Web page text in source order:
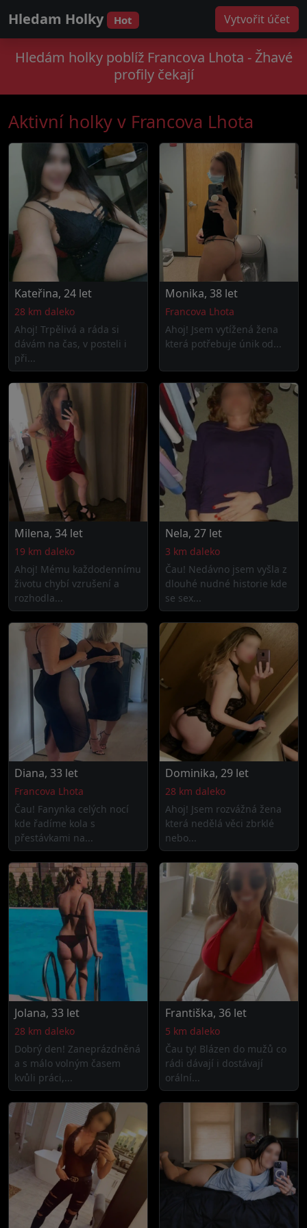
Hledam Holky Hot Vytvořit účet
Hledám holky poblíž Francova Lhota - Žhavé
profily čekají
Aktivní holky v Francova Lhota
Kateřina, 24 let
28 km daleko
Ahoj! Trpělivá a ráda si
dávám na čas, v posteli i
při...
Monika, 38 let
Francova Lhota
Ahoj! Jsem vytížená žena
která potřebuje únik od...
Milena, 34 let
19 km daleko
Ahoj! Mému každodennímu
životu chybí vzrušení a
rozhodla...
Nela, 27 let
3 km daleko
Čau! Nedávno jsem vyšla z
dlouhé nudné historie kde
se sex...
Diana, 33 let
Francova Lhota
Čau! Fanynka celých nocí
kde řadíme kola s
přestávkami na...
Dominika, 29 let
28 km daleko
Ahoj! Jsem rozvážná žena
která nedělá věci zbrklé
nebo...
Jolana, 33 let
28 km daleko
Dobrý den! Zaneprázdněná
a s málo volným časem
kvůli práci,...
Františka, 36 let
5 km daleko
Čau ty! Blázen do mužů co
rádi dávají i dostávají
orální...